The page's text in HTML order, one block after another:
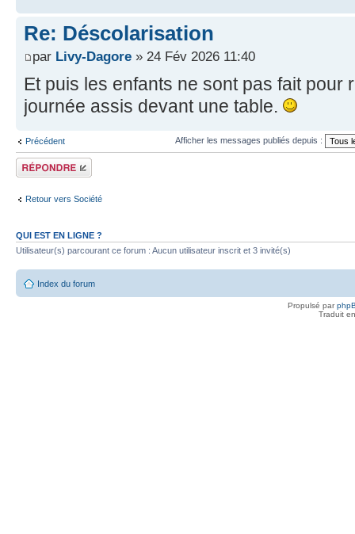
Re: Déscolarisation
par Livy-Dagore » 24 Fév 2026 11:40
Et puis les enfants ne sont pas fait pour
journée assis devant une table.
Précédent Afficher les messages publiés depuis :
Publier une
réponse
Retour vers Société
QUI EST EN LIGNE ?
Utilisateur(s) parcourant ce forum : Aucun utilisateur inscrit et 3 invité(s)
Index du forum
Propulsé par
Traduit